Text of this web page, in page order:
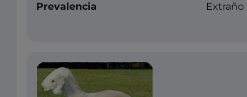
Prevalencia Extraño